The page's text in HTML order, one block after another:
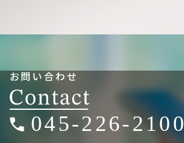
お問い合わせ
045-226-2100